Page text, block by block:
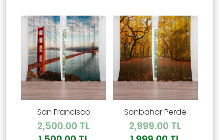
San Francisco
2,500.00TLOrijinal
Sonbahar Perde
2,999.00TLOrijinal